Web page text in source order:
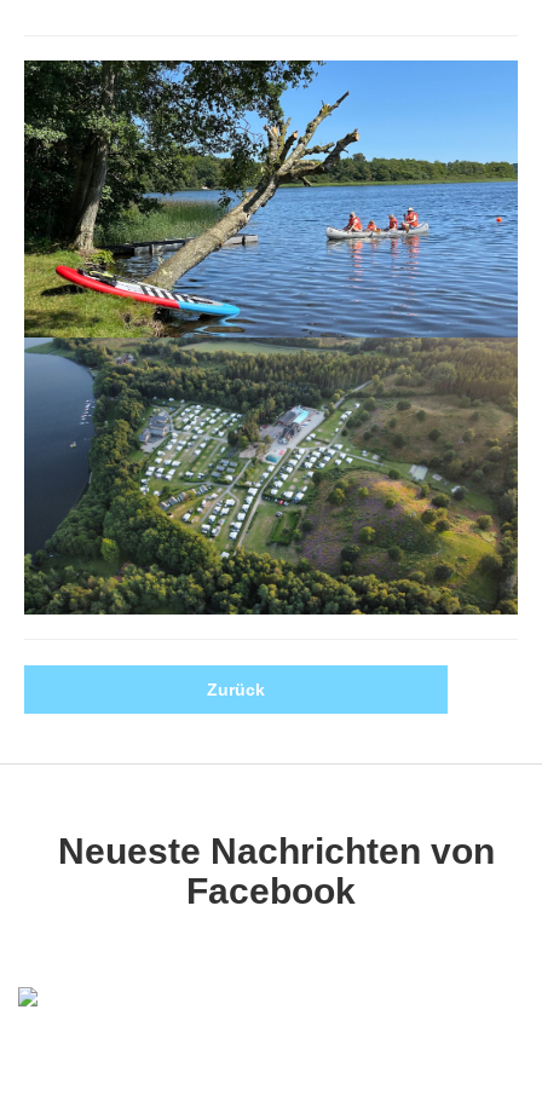
Zurück
Neueste Nachrichten von
Facebook